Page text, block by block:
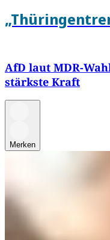
AfD laut MDR-
stärkste Kraft
Merken